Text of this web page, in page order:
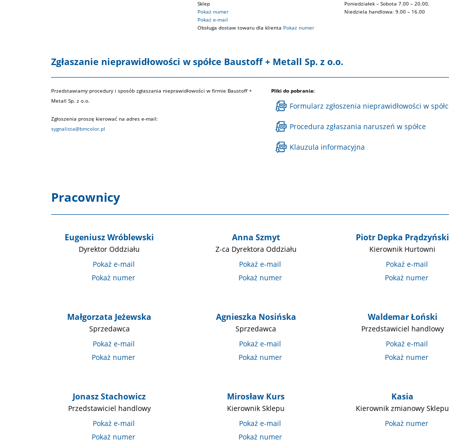
Sklep
Obsługa dostaw towaru dla klienta
Poniedziałek – Sobota 7.00 – 20.00,
Niedziela handlowa: 9.00 – 16.00
Zgłaszanie nieprawidłowości w spółce Baustoff + Metall Sp. z o.o.
Przedstawiamy procedury i sposób zgłaszania nieprawidłowości w firmie Baustoff +
Metall Sp. z o.o.
Zgłoszenia proszę kierować na adres e-mail:
sygnalista@bmcolor.pl
Pliki do pobrania:
Formularz zgłoszenia nieprawidłowości w
Procedura zgłaszania naruszeń w spółce
Klauzula informacyjna
Pracownicy
Eugeniusz Wróblewski
Dyrektor Oddziału
Anna Szmyt
Z-ca Dyrektora Oddziału
Piotr Depka Prądzyński
Kierownik Hurtowni
Małgorzata Jeżewska
Sprzedawca
Agnieszka Nosińska
Sprzedawca
Waldemar Łoński
Przedstawiciel handlowy
Jonasz Stachowicz
Przedstawiciel handlowy
Mirosław Kurs
Kierownik Sklepu
Kasia
Kierownik zmianowy Sklepu